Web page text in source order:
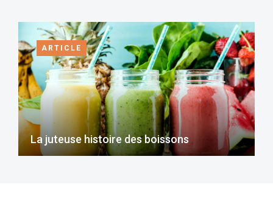
ARTICLE
La juteuse histoire des boissons